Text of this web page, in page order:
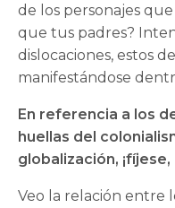
de los personajes
que tus padres?
dislocaciones, estos
manifestándose
En referencia a los
huellas del
globalización,
Veo la relación entre